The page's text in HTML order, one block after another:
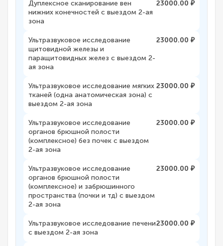
Дуплексное сканирование вен
нижних конечностей с выездом 2-ая
зона
23000.00 ₽
Ультразвуковое исследование
щитовидной железы и
паращитовидных желез с выездом 2-
ая зона
23000.00 ₽
Ультразвуковое исследование мягких
тканей (одна анатомическая зона) с
выездом 2-ая зона
23000.00 ₽
Ультразвуковое исследование
органов брюшной полости
(комплексное) без почек с выездом
2-ая зона
23000.00 ₽
Ультразвуковое исследование
органов брюшной полости
(комплексное) и забрюшинного
пространства (почки и тд) с выездом
2-ая зона
23000.00 ₽
Ультразвуковое исследование печени
с выездом 2-ая зона
23000.00 ₽